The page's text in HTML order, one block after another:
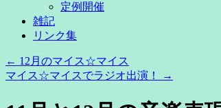
定例開催
雑記
リンク集
← 12月のマイス☆マイス
マイス☆マイスでラジオ出演！
→